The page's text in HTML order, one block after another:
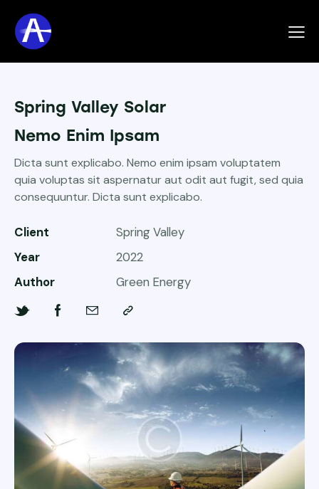
Spring Valley Solar
Nemo Enim Ipsam
Dicta sunt explicabo. Nemo enim ipsam voluptatem
quia voluptas sit aspernatur aut odit aut fugit, sed quia
consequuntur. Dicta sunt explicabo.
Client
Spring Valley
Year
2022
Author
Green Energy